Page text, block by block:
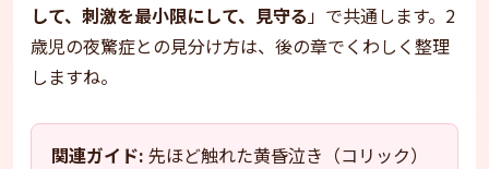
して、刺激を最小限にして、見守る」で共通します。2
歳児の夜驚症との見分け方は、後の章でくわしく整理
しますね。
関連ガイド: 先ほど触れた黄昏泣き（コリック）